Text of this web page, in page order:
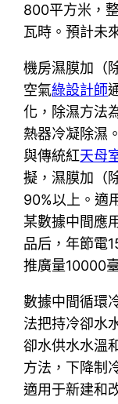
800平方米，
瓦時。預計未
機房濕膜加（
空氣綠設計師
化，除濕方法
熱器冷凝除濕
與傳統紅天母
擬，濕膜加（
90%以上。適
某數據中間應
品后，年節電
推廣量10000
數據中間循環
法把持冷卻水
卻水供水水溫
方法，下降制
適用于新建和